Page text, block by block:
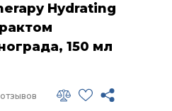
Hydrating
150 мл